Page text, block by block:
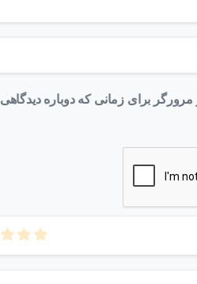
برای زمانی که دوباره دیدگاهی